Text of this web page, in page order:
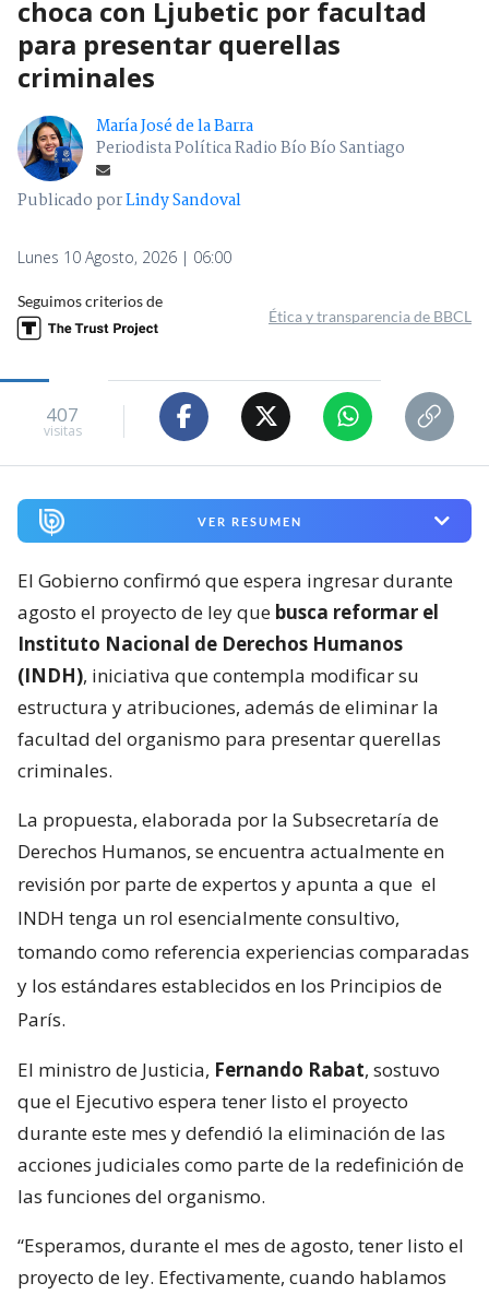
choca con Ljubetic por facultad
para presentar querellas
criminales
María José de la Barra
Periodista Política Radio Bío Bío Santiago
Publicado porLindy Sandoval
Lunes 10 Agosto, 2026 | 06:00
Seguimos criterios de
Ética y transparencia de BBCL
407
visitas
VER RESUMEN
El Gobierno confirmó que espera ingresar durante
agosto el proyecto de ley que busca reformar el
Instituto Nacional de Derechos Humanos
(INDH), iniciativa que contempla modificar su
estructura y atribuciones, además de eliminar la
facultad del organismo para presentar querellas
criminales.
La propuesta, elaborada por la Subsecretaría de
Derechos Humanos, se encuentra actualmente en
revisión por parte de expertos y apunta a que el
INDH tenga un rol esencialmente consultivo,
tomando como referencia experiencias comparadas
y los estándares establecidos en los Principios de
París.
El ministro de Justicia, Fernando Rabat, sostuvo
que el Ejecutivo espera tener listo el proyecto
durante este mes y defendió la eliminación de las
acciones judiciales como parte de la redefinición de
las funciones del organismo.
“Esperamos, durante el mes de agosto, tener listo el
proyecto de ley. Efectivamente, cuando hablamos